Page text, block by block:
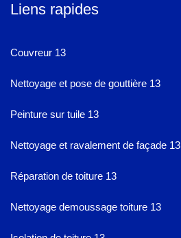
Liens rapides
Couvreur 13
Nettoyage et pose de gouttière 13
Peinture sur tuile 13
Nettoyage et ravalement de façade 13
Réparation de toiture 13
Nettoyage demoussage toiture 13